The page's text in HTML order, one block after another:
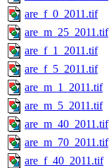
are_f_0_2011.tif
are_m_25_2011.tif
are_f_1_2011.tif
are_f_5_2011.tif
are_m_1_2011.tif
are_m_5_2011.tif
are_m_40_2011.tif
are_m_70_2011.tif
are_f_40_2011.tif